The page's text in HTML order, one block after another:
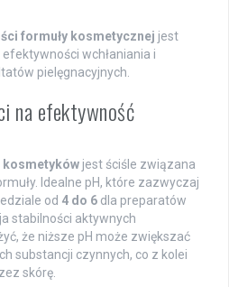
formuły kosmetycznej jest
wchłaniania i
pielęgnacyjnych.
na efektywność
kosmetyków jest ściśle związana
Idealne pH, które zazwyczaj
od 4 do 6 dla preparatów
stabilności aktywnych
że niższe pH może zwiększać
substancji czynnych, co z kolei
skórę.